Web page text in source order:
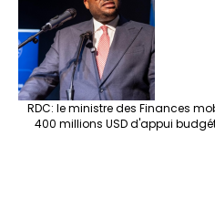
RDC: le ministre des Finances
400 millions USD d'appui